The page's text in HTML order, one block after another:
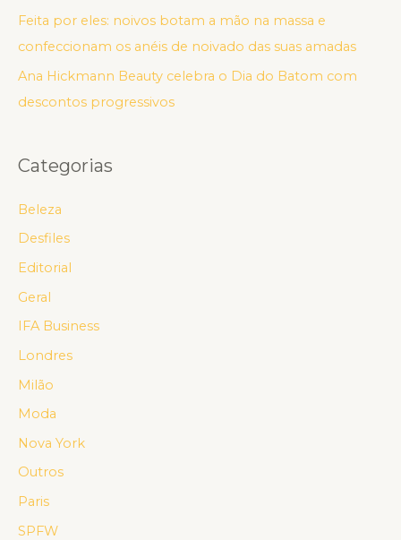
Feita por eles: noivos botam a mão na massa e
confeccionam os anéis de noivado das suas amadas
Ana Hickmann Beauty celebra o Dia do Batom com
descontos progressivos
Categorias
Beleza
Desfiles
Editorial
Geral
IFA Business
Londres
Milão
Moda
Nova York
Outros
Paris
SPFW